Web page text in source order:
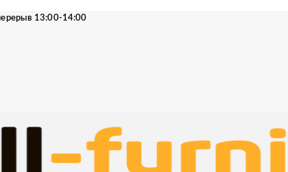
13:00-14:00